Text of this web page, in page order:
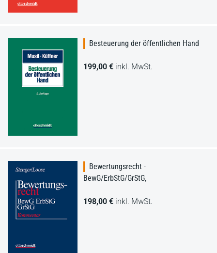
Besteuerung der öffentlichen Hand
199,00 € inkl. MwSt.
Bewertungsrecht -
BewG/ErbStG/GrStG,
198,00 € inkl. MwSt.